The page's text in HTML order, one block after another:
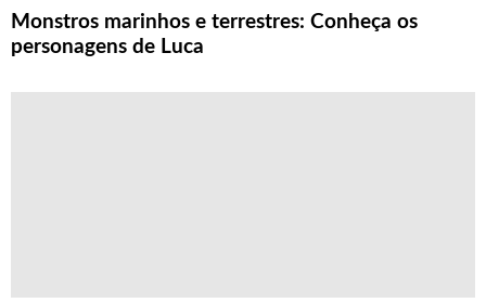
Monstros marinhos e terrestres: Conheça os
personagens de Luca